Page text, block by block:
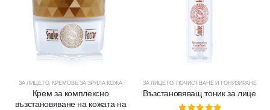
ЗА ЛИЦЕТО,КРЕМОВЕ ЗА ЗРЯЛА КОЖА
Крем за комплексно
възстановяване на кожата на
ЗА ЛИЦЕТО,ПОЧИСТВАНЕ И ТОНИЗИРАНЕ
Възстановяващ тоник за лице